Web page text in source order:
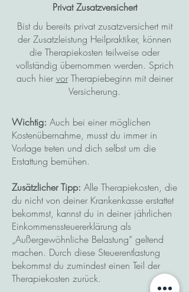
Privat Zusatzversichert
Bist du bereits privat zusatzversichert mit
der Zusatzleistung Heilpraktiker, können
die Therapiekosten teilweise oder
vollständig übernommen werden. Sprich
auch hier vorTherapiebeginn mit deiner
Versicherung.
Wichtig: Auch bei einer möglichen
Kostenübernahme, musst du immer in
Vorlage treten und dich selbst um die
Erstattung bemühen.
Zusätzlicher Tipp: Alle Therapiekosten, die
du nicht von deiner Krankenkasse erstattet
bekommst, kannst du in deiner jährlichen
Einkommenssteuererklärung als
„Außergewöhnliche Belastung“ geltend
machen. Durch diese Steuerentlastung
bekommst du zumindest einen Teil der
Therapiekosten zurück.